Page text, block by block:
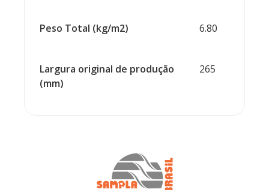
Peso Total (kg/m2) 6.80
Largura original de produção
(mm)
265